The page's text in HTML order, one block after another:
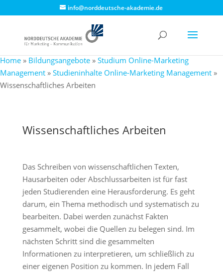
info@norddeutsche-akademie.de
Home » Bildungsangebote » Studium Online-Marketing
Management » Studieninhalte Online-Marketing Management »
Wissenschaftliches Arbeiten
Wissenschaftliches Arbeiten
Das Schreiben von wissenschaftlichen Texten,
Hausarbeiten oder Abschlussarbeiten ist für fast
jeden Studierenden eine Herausforderung. Es geht
darum, ein Thema methodisch und systematisch zu
bearbeiten. Dabei werden zunächst Fakten
gesammelt, wobei die Quellen zu belegen sind. Im
nächsten Schritt sind die gesammelten
Informationen zu interpretieren, um schließlich zu
einer eigenen Position zu kommen. In jedem Fall